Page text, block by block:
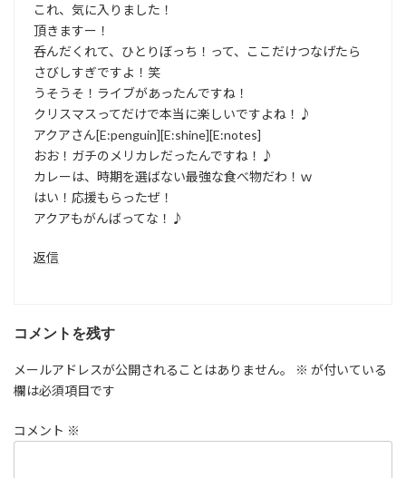
これ、気に入りました！
頂きますー！
呑んだくれて、ひとりぼっち！って、ここだけつなげたら
さびしすぎですよ！笑
うそうそ！ライブがあったんですね！
クリスマスってだけで本当に楽しいですよね！♪
アクアさん[E:penguin][E:shine][E:notes]
おお！ガチのメリカレだったんですね！♪
カレーは、時期を選ばない最強な食べ物だわ！ｗ
はい！応援もらったぜ！
アクアもがんばってな！♪
返信
コメントを残す
メールアドレスが公開されることはありません。 ※ が付いている
欄は必須項目です
コメント ※